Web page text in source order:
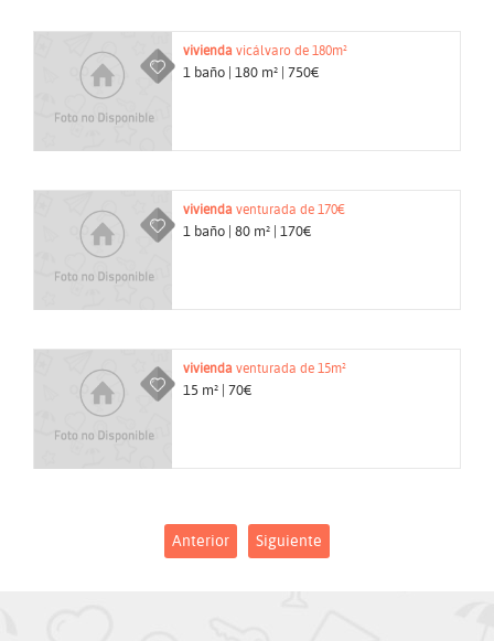
vivienda vicálvaro de 180m²
1 baño | 180 m² | 750€
vivienda venturada de 170€
1 baño | 80 m² | 170€
vivienda venturada de 15m²
15 m² | 70€
Anterior Siguiente